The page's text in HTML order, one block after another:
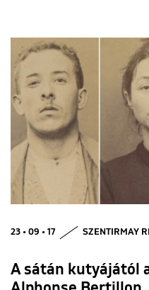
23 • 09 • 17 SZENTIRMAY
A sátán kutyájától